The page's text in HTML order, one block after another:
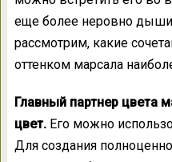
еще более неровно
рассмотрим, какие
оттенком марсала
Главный партнер цвета
цвет.Его можно
Для создания